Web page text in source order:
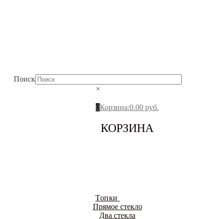
Поиск
×
0Корзина:0.00 руб.
КОРЗИНА
Топки
Прямое стекло
Два стекла